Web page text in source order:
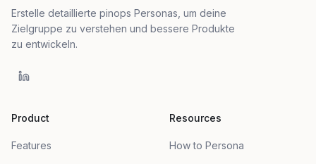
Erstelle detaillierte pinops Personas, um deine
Zielgruppe zu verstehen und bessere Produkte
zu entwickeln.
Product
Features
Resources
How to Persona